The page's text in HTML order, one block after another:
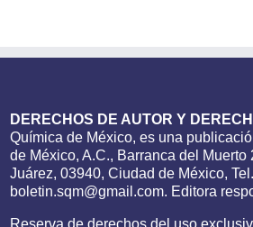
DERECHOS DE AUTOR Y
Química de México, es una
de México, A.C., Barranca del
Juárez, 03940, Ciudad de México,
boletin.sqm@gmail.com. Editora